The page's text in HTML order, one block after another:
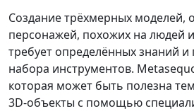
Создание трёхмерных моделей,
персонажей, похожих на людей
требует определённых знаний
набора инструментов.
которая может быть полезна
3D-объекты с помощью